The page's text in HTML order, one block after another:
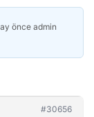
önce admin
#30656